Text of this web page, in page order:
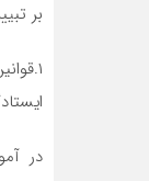
بر
ایستادگی، ۷.تحقق همزمان
در